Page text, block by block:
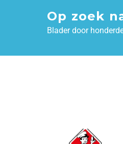
Op zoek
Blader door